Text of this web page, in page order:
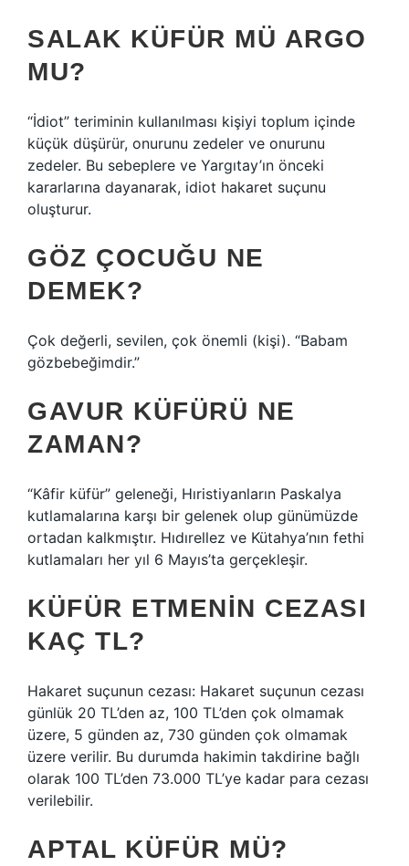
SALAK KÜFÜR MÜ ARGO
MU?
“İdiot” teriminin kullanılması kişiyi toplum içinde
küçük düşürür, onurunu zedeler ve onurunu
zedeler. Bu sebeplere ve Yargıtay’ın önceki
kararlarına dayanarak, idiot hakaret suçunu
oluşturur.
GÖZ ÇOCUĞU NE
DEMEK?
Çok değerli, sevilen, çok önemli (kişi). “Babam
gözbebeğimdir.”
GAVUR KÜFÜRÜ NE
ZAMAN?
“Kâfir küfür” geleneği, Hıristiyanların Paskalya
kutlamalarına karşı bir gelenek olup günümüzde
ortadan kalkmıştır. Hıdırellez ve Kütahya’nın fethi
kutlamaları her yıl 6 Mayıs’ta gerçekleşir.
KÜFÜR ETMENIN CEZASI
KAÇ TL?
Hakaret suçunun cezası: Hakaret suçunun cezası
günlük 20 TL’den az, 100 TL’den çok olmamak
üzere, 5 günden az, 730 günden çok olmamak
üzere verilir. Bu durumda hakimin takdirine bağlı
olarak 100 TL’den 73.000 TL’ye kadar para cezası
verilebilir.
APTAL KÜFÜR MÜ?